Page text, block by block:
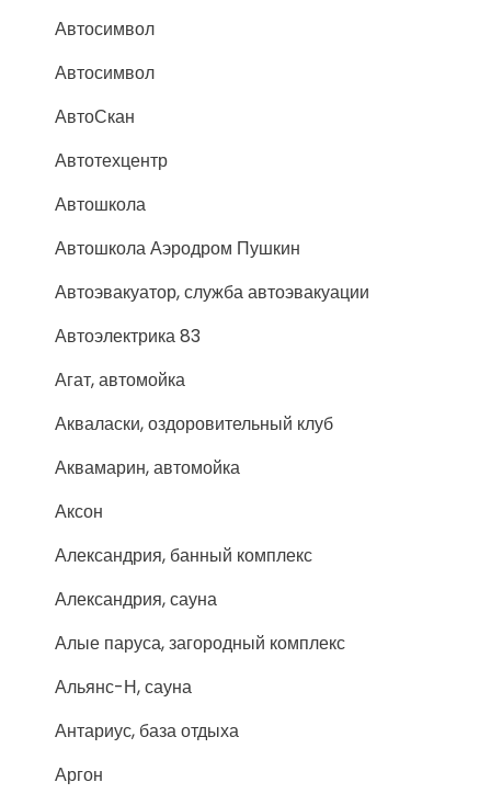
Автосимвол
Автосимвол
АвтоСкан
Автотехцентр
Автошкола
Автошкола Аэродром Пушкин
Автоэвакуатор, служба автоэвакуации
Автоэлектрика 83
Агат, автомойка
Акваласки, оздоровительный клуб
Аквамарин, автомойка
Аксон
Александрия, банный комплекс
Александрия, сауна
Алые паруса, загородный комплекс
Альянс-Н, сауна
Антариус, база отдыха
Аргон